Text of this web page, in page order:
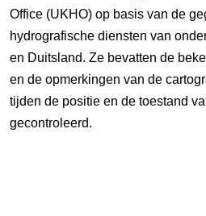
Office (UKHO) op basis van de
hydrografische diensten van
en Duitsland. Ze bevatten de
en de opmerkingen van de
tijden de positie en de toestand
gecontroleerd.